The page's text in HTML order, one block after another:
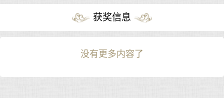
获奖信息
没有更多内容了